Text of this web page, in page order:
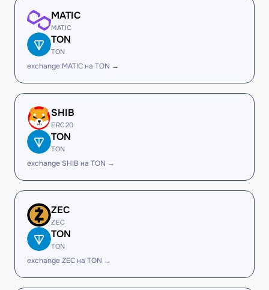
MATIC
MATIC
TON
TON
exchange MATIC на TON →
SHIB
ERC20
TON
TON
exchange SHIB на TON →
ZEC
ZEC
TON
TON
exchange ZEC на TON →